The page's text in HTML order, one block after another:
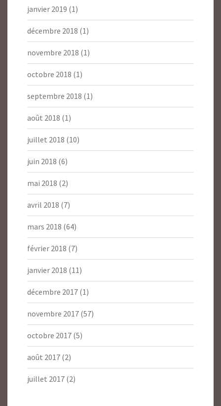
janvier 2019 (1)
décembre 2018 (1)
novembre 2018 (1)
octobre 2018 (1)
septembre 2018 (1)
août 2018 (1)
juillet 2018 (10)
juin 2018 (6)
mai 2018 (2)
avril 2018 (7)
mars 2018 (64)
février 2018 (7)
janvier 2018 (11)
décembre 2017 (1)
novembre 2017 (57)
octobre 2017 (5)
août 2017 (2)
juillet 2017 (2)